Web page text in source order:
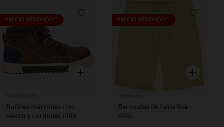
PRECIO REDONDO** Lista de requisitos
Vista rápida
Botines marrones con
velcro y cordones niño
PRECIO REDONDO**
Vista rápida
Bermudas de felpa lisa
niño